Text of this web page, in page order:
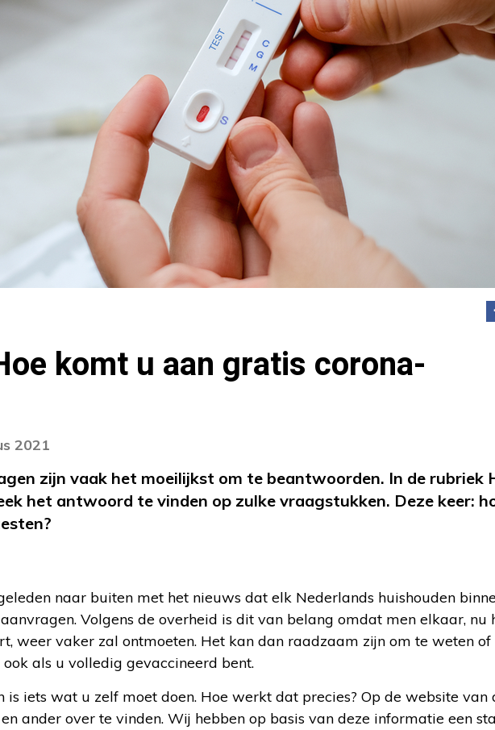
komt u aan gratis corona-
2021
zijn vaak het moeilijkst om te beantwoorden. In de rubriek
het antwoord te vinden op zulke vraagstukken. Deze keer: h
naar buiten met het nieuws dat elk Nederlands huishouden
Volgens de overheid is dit van belang omdat men elkaar, nu
weer vaker zal ontmoeten. Het kan dan raadzaam zijn om te weten
als u volledig gevaccineerd bent.
is iets wat u zelf moet doen. Hoe werkt dat precies? Op de website van
ander over te vinden. Wij hebben op basis van deze informatie een